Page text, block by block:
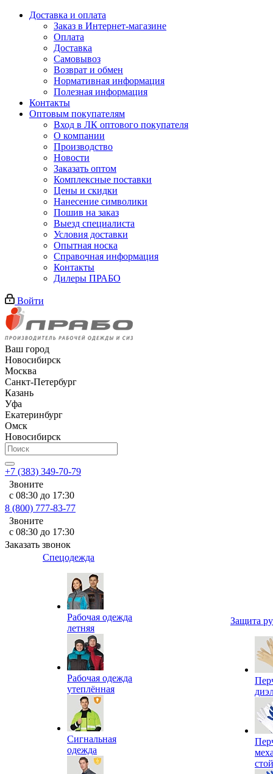
Доставка и оплата
Заказ в Интернет-магазине
Оплата
Доставка
Самовывоз
Возврат и обмен
Нормативная информация
Полезная информация
Контакты
Оптовым покупателям
Вход в ЛК оптового покупателя
О компании
Производство
Новости
Заказать оптом
Комплексные поставки
Цены и скидки
Нанесение символики
Пошив на заказ
Выезд специалиста
Условия доставки
Опытная носка
Справочная информация
Контакты
Дилеры ПРАБО
Войти
Ваш город
Новосибирск
Москва
Санкт-Петербург
Казань
Уфа
Екатеринбург
Омск
Новосибирск
+7 (383) 349-70-79
Звоните
с 08:30 до 17:30
8 (800) 777-83-77
Звоните
с 08:30 до 17:30
Заказать звонок
Спецодежда
Рабочая одежда
летняя
Рабочая одежда
утеплённая
Сигнальная
одежда
Защита